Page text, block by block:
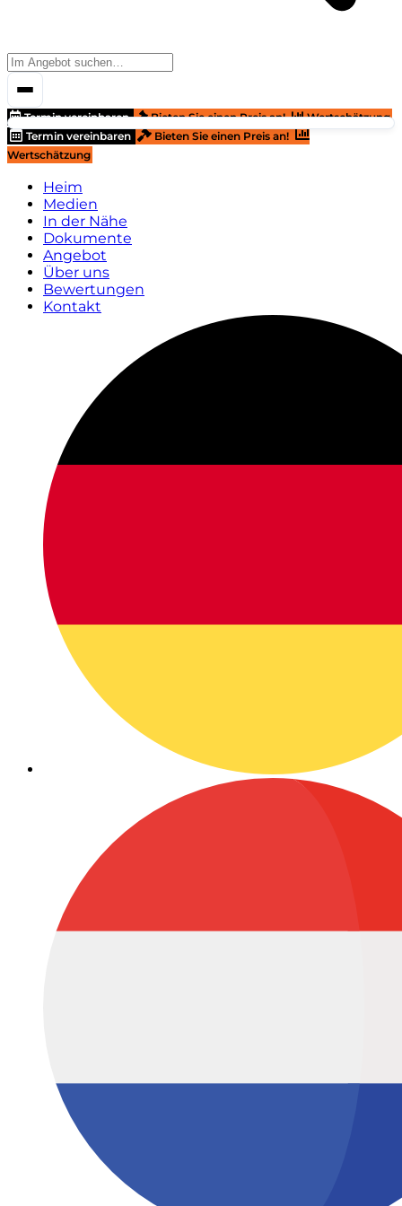
Termin vereinbaren Bieten Sie einen Preis an!
Wertschätzung
Termin vereinbaren
Bieten Sie einen Preis an!
Wertschätzung
Heim
Medien
In der Nähe
Dokumente
Angebot
Über uns
Bewertungen
Kontakt